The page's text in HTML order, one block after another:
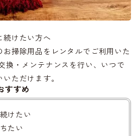
続けたい方へ
お掃除用品をレンタルでご利用いた
換・メンテナンスを行い、いつで
ただけます。
すすめ
けたい
たい